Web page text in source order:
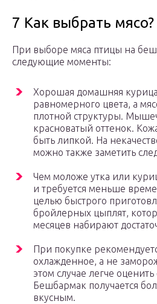
7 Как выбрать мясо?
При выборе мяса птицы на
следующие моменты:
Хорошая домашняя курица
равномерного цвета, а
плотной структуры.
красноватый оттенок.
быть липкой. На
можно также заметить
Чем моложе утка или
и требуется меньше
целью быстрого
бройлерных цыплят,
месяцев набирают
При покупке
охлажденное, а не
этом случае легче оценить
Бешбармак получается
вкусным.